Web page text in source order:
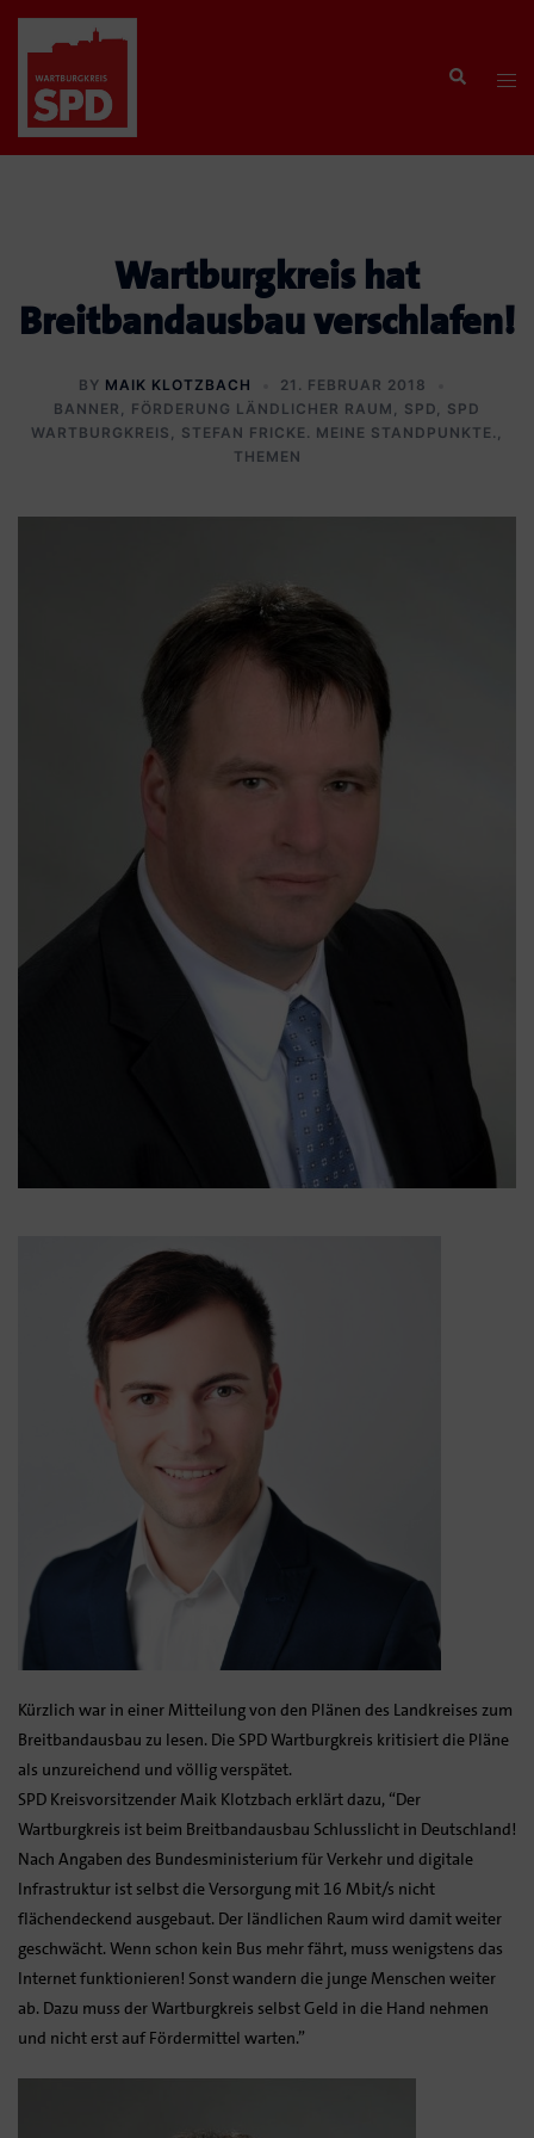
Zum
springen
Search
Wartburgkreis hat
Breitbandausbau verschlafen!
BY MAIK KLOTZBACH
21. FEBRUAR 2018
BANNER , FÖRDERUNG LÄNDLICHER RAUM , SPD, SPD
WARTBURGKREIS , STEFAN FRICKE. MEINE STANDPUNKTE. ,
THEMEN
Kürzlich war in einer Mitteilung von den Plänen des Landkreises zum
Breitbandausbau zu lesen. Die SPD Wartburgkreis kritisiert die Pläne
als unzureichend und völlig verspätet.
SPD Kreisvorsitzender Maik Klotzbach erklärt dazu, “Der
Wartburgkreis ist beim Breitbandausbau Schlusslicht in Deutschland!
Nach Angaben des Bundesministerium für Verkehr und digitale
Infrastruktur ist selbst die Versorgung mit 16 Mbit/s nicht
flächendeckend ausgebaut. Der ländlichen Raum wird damit weiter
geschwächt. Wenn schon kein Bus mehr fährt, muss wenigstens das
Internet funktionieren! Sonst wandern die junge Menschen weiter
ab. Dazu muss der Wartburgkreis selbst Geld in die Hand nehmen
und nicht erst auf Fördermittel warten.”